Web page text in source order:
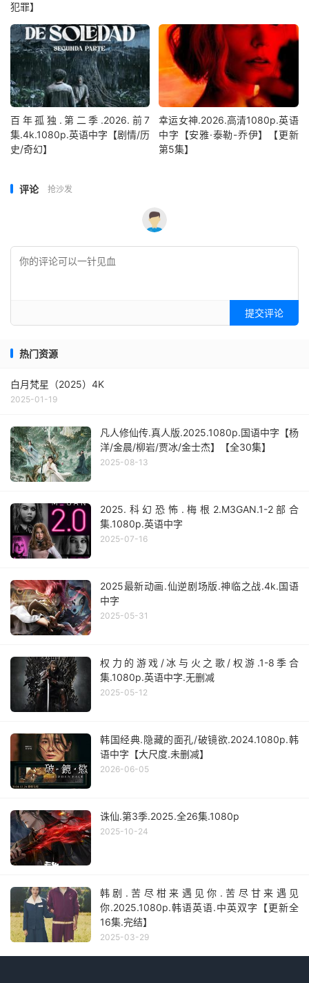
犯罪】
百年孤独.第二季.2026.前7
集.4k.1080p.英语中字【剧情/历
史/奇幻】
幸运女神.2026.高清1080p.英语
中字【安雅·泰勒-乔伊】【更新
第5集】
评论 抢沙发
提交评论
热门资源
白月梵星（2025）4K
2025-01-19
凡人修仙传.真人版.2025.1080p.国语中字【杨
洋/金晨/柳岩/贾冰/金士杰】【全30集】
2025-08-13
2025.科幻恐怖.梅根2.M3GAN.1-2部合
集.1080p.英语中字
2025-07-16
2025最新动画.仙逆剧场版.神临之战.4k.国语
中字
2025-05-31
权力的游戏/冰与火之歌/权游.1-8季合
集.1080p.英语中字.无删减
2025-05-12
韩国经典.隐藏的面孔/破镜欲.2024.1080p.韩
语中字【大尺度.未删减】
2026-06-05
诛仙.第3季.2025.全26集.1080p
2025-10-24
韩剧.苦尽柑来遇见你.苦尽甘来遇见
你.2025.1080p.韩语英语.中英双字【更新全
16集.完结】
2025-03-29